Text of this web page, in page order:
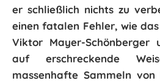
er schließlich nichts zu
einen fatalen Fehler, wie das
Viktor Mayer-Schönberger
auf erschreckende
massenhafte Sammeln